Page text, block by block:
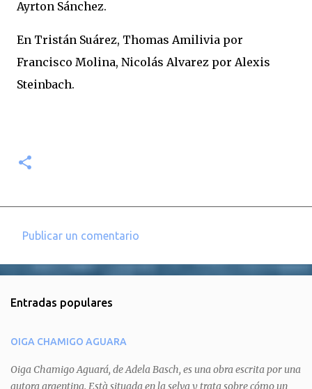
Ayrton Sánchez.
En Tristán Suárez, Thomas Amilivia por
Francisco Molina, Nicolás Alvarez por Alexis
Steinbach.
e
t
a
Publicar un comentario
Entradas populares
OIGA CHAMIGO AGUARA
Oiga Chamigo Aguará, de Adela Basch, es una obra escrita por una
autora argentina. Està situada en la selva y trata sobre cómo un